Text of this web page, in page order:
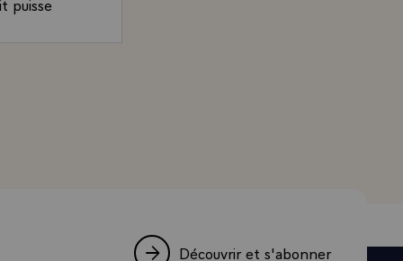
C¿était le
temps
de la République, sur l'histoire et la place du
Découvrir et s'abonner